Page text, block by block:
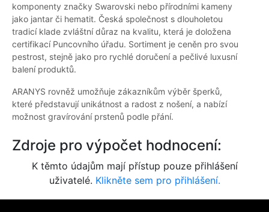
komponenty značky Swarovski nebo přírodními kameny
jako jantar či hematit. Česká společnost s dlouholetou
tradicí klade zvláštní důraz na kvalitu, která je doložena
certifikací Puncovního úřadu. Sortiment je ceněn pro svou
pestrost, stejně jako pro rychlé doručení a pečlivé luxusní
balení produktů.
ARANYS rovněž umožňuje zákazníkům výběr šperků,
které představují unikátnost a radost z nošení, a nabízí
možnost gravírování prstenů podle přání.
Zdroje pro výpočet hodnocení:
K těmto údajům mají přístup pouze přihlášení
uživatelé. Klikněte sem pro přihlášení.